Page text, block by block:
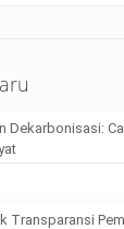
Dekarbonisasi:
Transparansi